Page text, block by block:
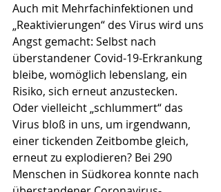
Auch mit Mehrfachinfektionen und
„Reaktivierungen“ des Virus wird uns
Angst gemacht: Selbst nach
überstandener Covid-19-Erkrankung
bleibe, womöglich lebenslang, ein
Risiko, sich erneut anzustecken.
Oder vielleicht „schlummert“ das
Virus bloß in uns, um irgendwann,
einer tickenden Zeitbombe gleich,
erneut zu explodieren? Bei 290
Menschen in Südkorea konnte nach